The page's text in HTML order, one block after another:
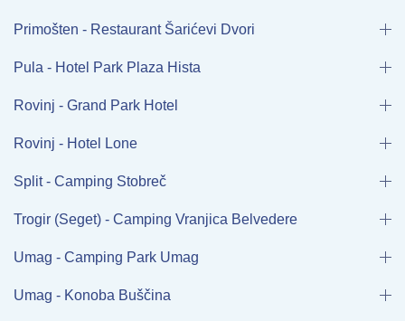
Primošten - Restaurant Šarićevi Dvori
Pula - Hotel Park Plaza Hista
Rovinj - Grand Park Hotel
Rovinj - Hotel Lone
Split - Camping Stobreč
Trogir (Seget) - Camping Vranjica Belvedere
Umag - Camping Park Umag
Umag - Konoba Buščina